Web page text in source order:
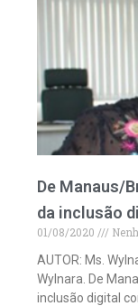
De Manaus/
da inclusão
01/08/2020
AUTOR: Ms.
Wylnara. De
inclusão digital